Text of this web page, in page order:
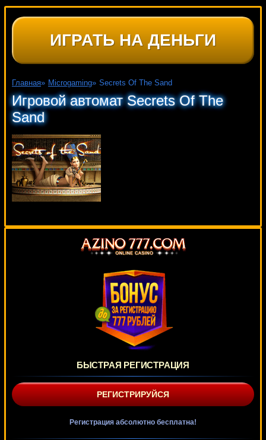
ИГРАТЬ НА ДЕНЬГИ
Главная» Microgaming» Secrets Of The Sand
Игровой автомат Secrets Of The
Sand
БЫСТРАЯ РЕГИСТРАЦИЯ
РЕГИСТРИРУЙСЯ
Регистрация абсолютно бесплатна!